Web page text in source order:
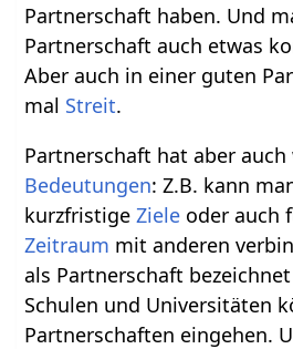
Partnerschaft haben. Und
Partnerschaft auch etwas
Aber auch in einer guten
mal Streit.
Partnerschaft hat aber
Bedeutungen: Z.B. kann
kurzfristigeZiele oder auch
Zeitraum mit anderen
als Partnerschaft
Schulen und Universitäten
Partnerschaften eingehen.